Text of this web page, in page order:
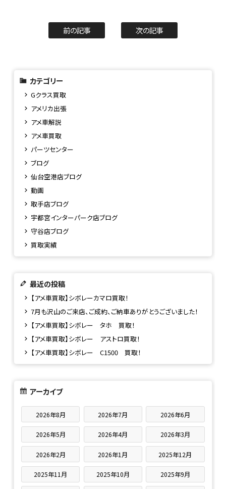
前の記事 次の記事
カテゴリー
Gクラス買取
アメリカ出張
アメ車解説
アメ車買取
パーツセンター
ブログ
仙台空港店ブログ
動画
取手店ブログ
宇都宮インターパーク店ブログ
守谷店ブログ
買取実績
最近の投稿
【アメ車買取】シボレーカマロ買取！
7月も沢山のご来店、ご成約、ご納車ありがとうございました！
【アメ車買取】シボレー タホ 買取！
【アメ車買取】シボレー アストロ買取！
【アメ車買取】シボレー C1500 買取！
アーカイブ
2026年8月 2026年7月 2026年6月
2026年5月 2026年4月 2026年3月
2026年2月 2026年1月 2025年12月
2025年11月 2025年10月 2025年9月